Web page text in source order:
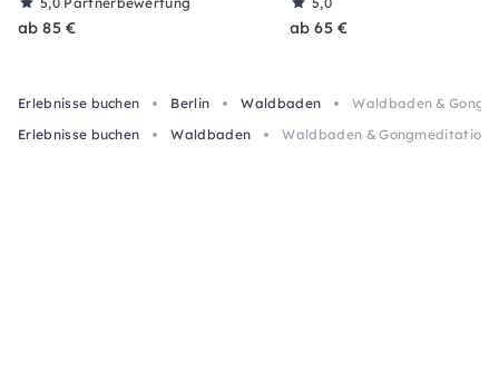
ab 85 € ab 65 €
Erlebnisse buchen Berlin Waldbaden
Waldbaden &
Erlebnisse buchen
Waldbaden Waldbaden & Gongmeditation